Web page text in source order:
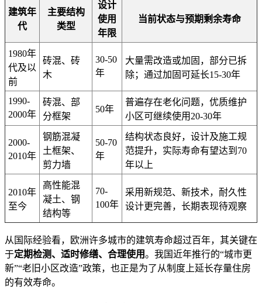
建筑年
代
主要结构
类型
设计
使用
年限
当前状态与预期剩余寿命
1980年
代及以
前
砖混、砖
木
30-50
年
大量需改造或加固，部分已拆
除；通过加固可延长15-30年
1990-
2000年
砖混、部
分框架
50年
普遍存在老化问题，优质维护
小区可继续使用20-30年
2000-
2010年
钢筋混凝
土框架、
剪力墙
50-70
年
结构状态良好，设计及施工规
范提升，实际寿命有望达到70
年以上
2010年
至今
高性能混
凝土、钢
结构等
70-
100年
采用新规范、新技术，耐久性
设计更完善，长期表现待观察
从国际经验看，欧洲许多城市的建筑寿命超过百年，其关键在
于定期检测、适时修缮、合理使用。我国近年推行的“城市更
新”“老旧小区改造”政策，也正是为了从制度上延长存量住房
的有效寿命。